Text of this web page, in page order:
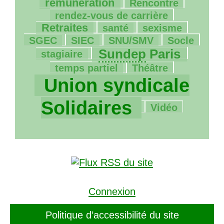
rémunération Rencontre
rendez-vous de carrière
434/1890
Retraites
211/1890 santé
258/1890 sexisme
14/1890
SGEC
31/1890 SIEC
188/1890 SNU/SMV
12/1890 Socle
68/1890
stagiaire
1001/1890 Sundep Paris
10/1890
temps partiel
44/1890 Théâtre
1890/1890
Union syndicale
Solidaires
153/1890
Vidéo
Connexion
Politique d’accessibilité du site